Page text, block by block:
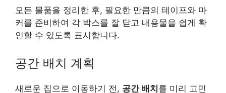
모든 물품을 정리한 후, 필요한 만큼의 테이프와 마
커를 준비하여 각 박스를 잘 닫고 내용물을 쉽게 확
인할 수 있도록 표시합니다.
공간 배치 계획
새로운 집으로 이동하기 전, 공간 배치 를 미리 고민